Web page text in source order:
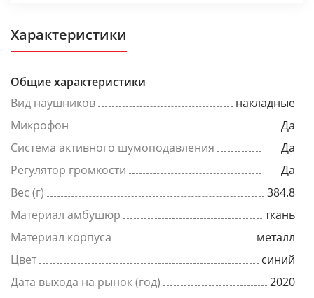
Характеристики
Общие характеристики
Вид наушников
накладные
Микрофон
Да
Система активного шумоподавления
Да
Регулятор громкости
Да
Вес (г)
384.8
Материал амбушюр
ткань
Материал корпуса
металл
Цвет
синий
Дата выхода на рынок (год)
2020